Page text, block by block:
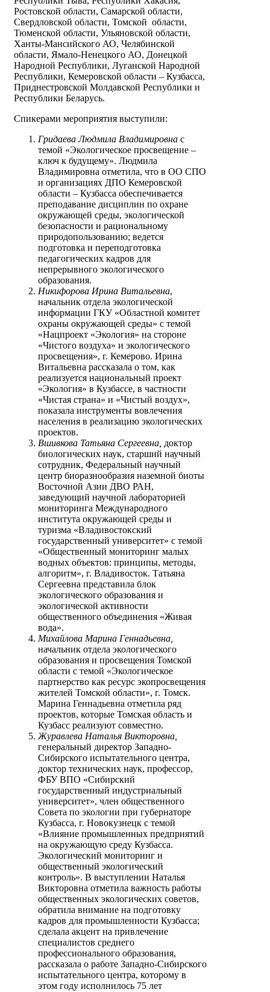
Ростовской области, Самарской области,
Свердловской области, Томской области,
Тюменской области, Ульяновской области,
Ханты-Мансийского АО, Челябинской
области, Ямало-Ненецкого АО, Донецкой
Народной Республики, Луганской Народной
Республики, Кемеровской области – Кузбасса,
Приднестровской Молдавской Республики и
Республики Беларусь.
Спикерами мероприятия выступили:
Гридаева Людмила Владимировна с
темой «Экологическое просвещение –
ключ к будущему». Людмила
Владимировна отметила, что в ОО СПО
и организациях ДПО Кемеровской
области – Кузбасса обеспечивается
преподавание дисциплин по охране
окружающей среды, экологической
безопасности и рациональному
природопользованию; ведется
подготовка и переподготовка
педагогических кадров для
непрерывного экологического
образования.
Никифорова Ирина Витальевна,
начальник отдела экологической
информации ГКУ «Областной комитет
охраны окружающей среды» с темой
«Нацпроект «Экология» на стороне
«Чистого воздуха» и экологического
просвещения», г. Кемерово. Ирина
Витальевна рассказала о том, как
реализуется национальный проект
«Экология» в Кузбассе, в частности
«Чистая страна» и «Чистый воздух»,
показала инструменты вовлечения
населения в реализацию экологических
проектов.
Вшивкова Татьяна Сергеевна, доктор
биологических наук, старший научный
сотрудник, Федеральный научный
центр биоразнообразия наземной биоты
Восточной Азии ДВО РАН,
заведующий научной лабораторией
мониторинга Международного
института окружающей среды и
туризма «Владивостокский
государственный университет» с темой
«Общественный мониторинг малых
водных объектов: принципы, методы,
алгоритм», г. Владивосток. Татьяна
Сергеевна представила блок
экологического образования и
экологической активности
общественного объединения «Живая
вода».
Михайлова Марина Геннадьевна,
начальник отдела экологического
образования и просвещения Томской
области с темой «Экологическое
партнерство как ресурс экопросвещения
жителей Томской области», г. Томск.
Марина Геннадьевна отметила ряд
проектов, которые Томская область и
Кузбасс реализуют совместно.
Журавлева Наталья Викторовна,
генеральный директор Западно-
Сибирского испытательного центра,
доктор технических наук, профессор,
ФБУ ВПО «Сибирский
государственный индустриальный
университет», член общественного
Совета по экологии при губернаторе
Кузбасса, г. Новокузнецк с темой
«Влияние промышленных предприятий
на окружающую среду Кузбасса.
Экологический мониторинг и
общественный экологический
контроль». В выступлении Наталья
Викторовна отметила важность работы
общественных экологических советов,
обратила внимание на подготовку
кадров для промышленности Кузбасса;
сделала акцент на привлечение
специалистов среднего
профессионального образования,
рассказала о работе Западно-Сибирского
испытательного центра, которому в
этом году исполнилось 75 лет